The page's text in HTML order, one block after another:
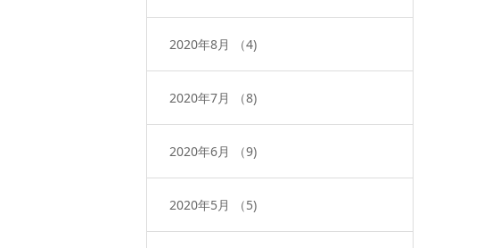
2020年8月 （4)
2020年7月 （8)
2020年6月 （9)
2020年5月 （5)